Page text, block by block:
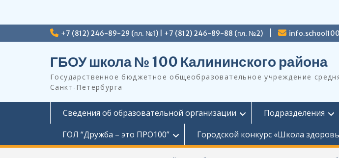
к
+7 (812) 246-89-29 (пл. №1) | +7 (812) 246-89-88 (пл. №2)
ГБОУ школа № 100 Калининского района
Государственное бюджетное общеобразовательное учреждение
Санкт-Петербурга
Сведения об образовательной организации Подразделения
ГОЛ “Дружба – это ПРО100”
Городской конкурс «Школа